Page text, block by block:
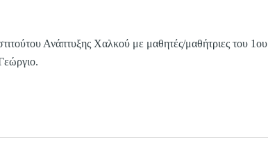
Ανάπτυξης Χαλκού με μαθητές/μαθήτριες του 1ου